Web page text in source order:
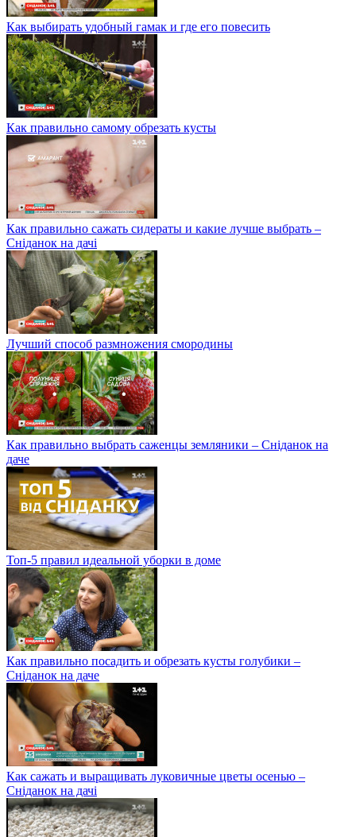
Как выбирать удобный гамак и где его повесить
Как правильно самому обрезать кусты
Как правильно сажать сидераты и какие лучше выбрать –
Сніданок на дачі
Лучший способ размножения смородины
Как правильно выбрать саженцы земляники – Сніданок на
даче
Топ-5 правил идеальной уборки в доме
Как правильно посадить и обрезать кусты голубики –
Сніданок на даче
Как сажать и выращивать луковичные цветы осенью –
Сніданок на дачі